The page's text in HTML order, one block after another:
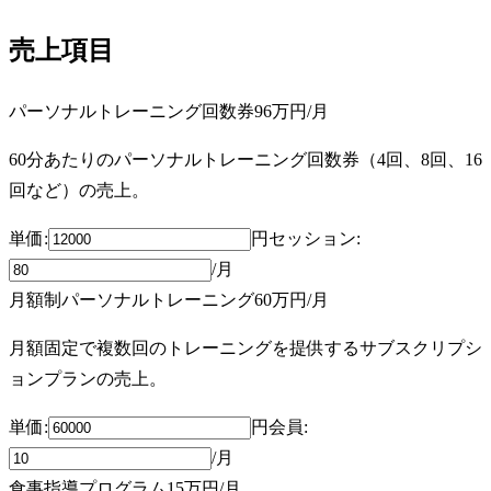
売上項目
パーソナルトレーニング回数券96万円/月
60分あたりのパーソナルトレーニング回数券（4回、8回、16
回など）の売上。
単価: 円 セッション:
/月
月額制パーソナルトレーニング60万円/月
月額固定で複数回のトレーニングを提供するサブスクリプシ
ョンプランの売上。
単価: 円会員:
/月